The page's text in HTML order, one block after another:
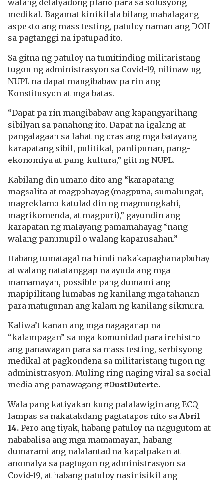
walang detalyadong plano para sa solusyong
medikal. Bagamat kinikilala bilang mahalagang
aspekto ang mass testing, patuloy naman ang DOH
sa pagtanggi na ipatupad ito.
Sa gitna ng patuloy na tumitinding militaristang
tugon ng administrasyon sa Covid-19, nilinaw ng
NUPL na dapat mangibabaw pa rin ang
Konstitusyon at mga batas.
“Dapat pa rin mangibabaw ang kapangyarihang
sibilyan sa panahong ito. Dapat na igalang at
pangalagaan sa lahat ng oras ang mga batayang
karapatang sibil, pulitikal, panlipunan, pang-
ekonomiya at pang-kultura,” giit ng NUPL.
Kabilang din umano dito ang “karapatang
magsalita at magpahayag (magpuna, sumalungat,
magreklamo katulad din ng magmungkahi,
magrikomenda, at magpuri),” gayundin ang
karapatan ng malayang pamamahayag “nang
walang panunupil o walang kaparusahan.”
Habang tumatagal na hindi nakakapaghanapbuhay
at walang natatanggap na ayuda ang mga
mamamayan, possible pang dumami ang
mapipilitang lumabas ng kanilang mga tahanan
para matugunan ang kalam ng kanilang sikmura.
Kaliwa’t kanan ang mga nagaganap na
“kalampagan” sa mga komunidad para irehistro
ang panawagan para sa mass testing, serbisyong
medikal at pagkondena sa militaristang tugon ng
administrasyon. Muling ring naging viral sa social
media ang panawagang #OustDuterte.
Wala pang katiyakan kung palalawigin ang ECQ
lampas sa nakatakdang pagtatapos nito sa Abril
14. Pero ang tiyak, habang patuloy na nagugutom at
nababalisa ang mga mamamayan, habang
dumarami ang nalalantad na kapalpakan at
anomalya sa pagtugon ng administrasyon sa
Covid-19, at habang patuloy nasinisikil ang